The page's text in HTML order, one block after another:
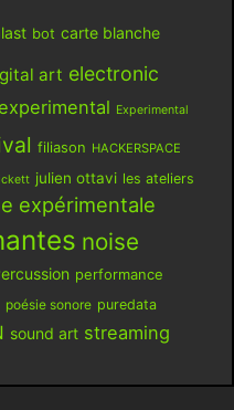
bot carte blanche
art electronic
Experimental
filiason HACKERSPACE
julien ottavi les ateliers
expérimentale
noise
performance
poésie sonore puredata
sound art streaming